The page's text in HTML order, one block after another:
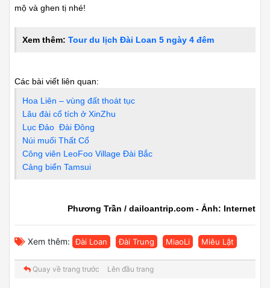
mộ và ghen tị nhé!
Xem thêm: Tour du lịch Đài Loan 5 ngày 4 đêm
Các bài viết liên quan:
Hoa Liên – vùng đất thoát tục
Lâu đài cổ tích ở XinZhu
Lục Đảo Đài Đông
Núi muối Thất Cổ
Công viên LeoFoo Village Đài Bắc
Cảng biển Tamsui
Phương Trần / dailoantrip.com - Ảnh: Internet
Xem thêm: Đài Loan Đài Trung MiaoLi Miêu Lật
Quay về trang trước Lên đầu trang